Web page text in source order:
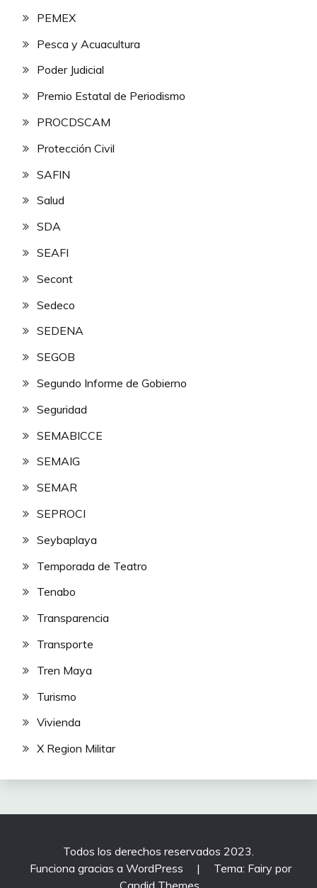
PEMEX
Pesca y Acuacultura
Poder Judicial
Premio Estatal de Periodismo
PROCDSCAM
Protección Civil
SAFIN
Salud
SDA
SEAFI
Secont
Sedeco
SEDENA
SEGOB
Segundo Informe de Gobierno
Seguridad
SEMABICCE
SEMAIG
SEMAR
SEPROCI
Seybaplaya
Temporada de Teatro
Tenabo
Transparencia
Transporte
Tren Maya
Turismo
Vivienda
X Region Militar
Todos los derechos reservados 2023.
Funciona gracias a WordPress
|
Tema: Fairy por